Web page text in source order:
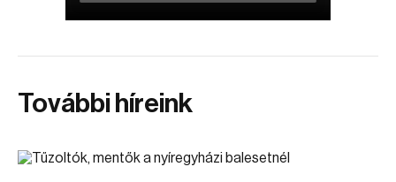
További híreink